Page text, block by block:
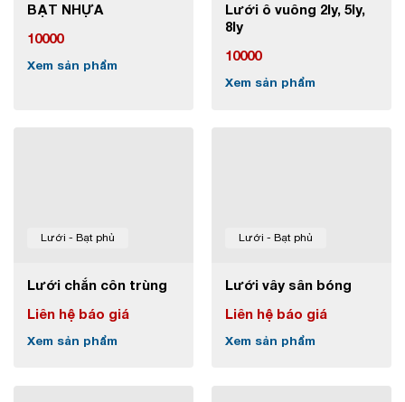
BẠT NHỰA
10000
Xem sản phẩm
Lưới ô vuông 2ly, 5ly,
8ly
10000
Xem sản phẩm
Lưới - Bạt phủ
Lưới chắn côn trùng
Liên hệ báo giá
Xem sản phẩm
Lưới - Bạt phủ
Lưới vây sân bóng
Liên hệ báo giá
Xem sản phẩm